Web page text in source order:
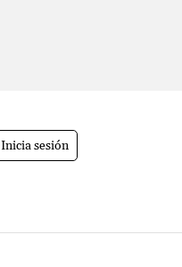
Inicia sesión